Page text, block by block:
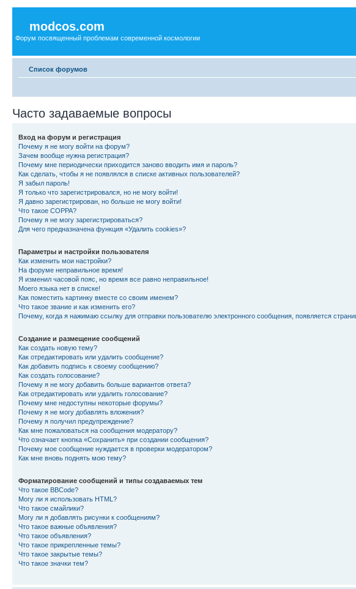
modcos.com
Форум посвященный проблемам современной космологии
Список форумов
Часто задаваемые вопросы
Вход на форум и регистрация
Почему я не могу войти на форум?
Зачем вообще нужна регистрация?
Почему мне периодически приходится заново вводить имя и пароль?
Как сделать, чтобы я не появлялся в списке активных пользователей?
Я забыл пароль!
Я только что зарегистрировался, но не могу войти!
Я давно зарегистрирован, но больше не могу войти!
Что такое COPPA?
Почему я не могу зарегистрироваться?
Для чего предназначена функция «Удалить cookies»?
Параметры и настройки пользователя
Как изменить мои настройки?
На форуме неправильное время!
Я изменил часовой пояс, но время все равно неправильное!
Моего языка нет в списке!
Как поместить картинку вместе со своим именем?
Что такое звание и как изменить его?
Почему, когда я нажимаю ссылку для отправки пользователю электронного сообщения, появляется
Создание и размещение сообщений
Как создать новую тему?
Как отредактировать или удалить сообщение?
Как добавить подпись к своему сообщению?
Как создать голосование?
Почему я не могу добавить больше вариантов ответа?
Как отредактировать или удалить голосование?
Почему мне недоступны некоторые форумы?
Почему я не могу добавлять вложения?
Почему я получил предупреждение?
Как мне пожаловаться на сообщения модератору?
Что означает кнопка «Сохранить» при создании сообщения?
Почему мое сообщение нуждается в проверки модератором?
Как мне вновь поднять мою тему?
Форматирование сообщений и типы создаваемых тем
Что такое BBCode?
Могу ли я использовать HTML?
Что такое смайлики?
Могу ли я добавлять рисунки к сообщениям?
Что такое важные объявления?
Что такое объявления?
Что такое прикрепленные темы?
Что такое закрытые темы?
Что такое значки тем?